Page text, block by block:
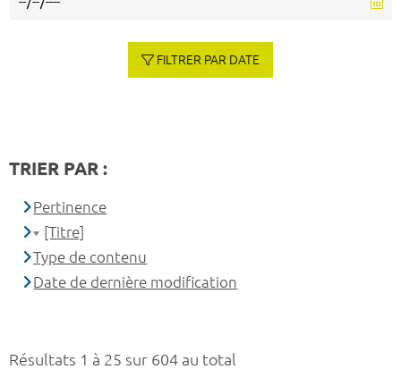
Résultats 1 à 25 sur 604 au total
FILTRER PAR DATE
TRIER PAR :
Pertinence
[Titre]
Type de contenu
Date de dernière modification